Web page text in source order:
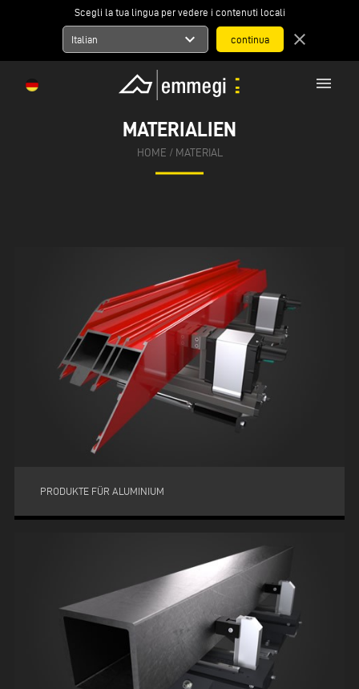
Scegli la tua lingua per vedere i contenuti locali
Italian expand_more close
menu
MATERIALIEN
HOME / MATERIAL
PRODUKTE FÜR ALUMINIUM